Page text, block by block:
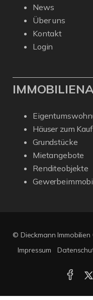
News
Über uns
Kontakt
Login
Häuser zum Kauf
Grundstücke
Mietangebote
Renditeobjekte
© Dieckmann Immobilien
Impressum